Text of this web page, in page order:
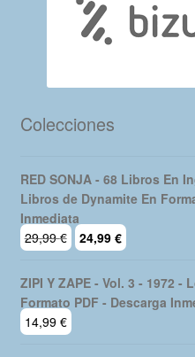
Colecciones
RED SONJA - 68 Libros En
Libros de Dynamite En
Inmediata
29,99€
El
precio
original
era:
24,99 €
actual
24,99 €.
ZIPI Y ZAPE - Vol. 3 - 1972 -
Formato PDF - Descarga
14,99 €